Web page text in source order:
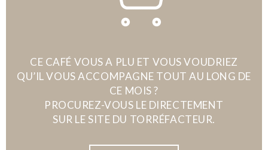
CE CAFÉ VOUS A PLU ET VOUS VOUDRIEZ
QU’IL VOUS ACCOMPAGNE TOUT AU LONG DE
CE MOIS ?
PROCUREZ-VOUS LE DIRECTEMENT
SUR LE SITE DU TORRÉFACTEUR.